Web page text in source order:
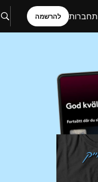
להרשמה